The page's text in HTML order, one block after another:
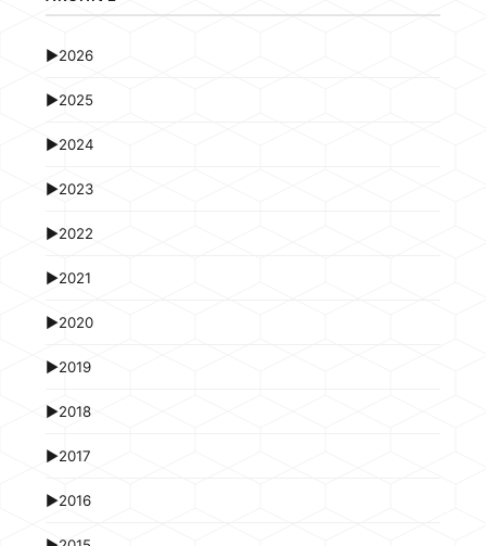
►2026
►2025
►2024
►2023
►2022
►2021
►2020
►2019
►2018
►2017
►2016